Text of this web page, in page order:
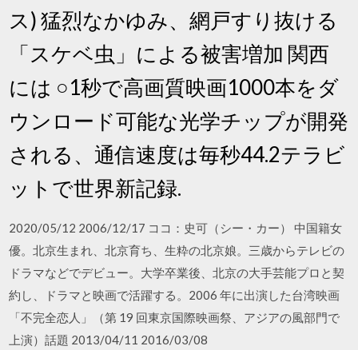
ス) 猛烈なかゆみ、網戸すり抜ける
「スケベ虫」による被害増加 関西
には ○1秒で高画質映画1000本をダ
ウンロード可能な光学チップが開発
される、通信速度は毎秒44.2テラビ
ットで世界新記録.
2020/05/12 2006/12/17 ココ：史可（シー・カー） 中国籍女
優。北京生まれ、北京育ち、生粋の北京娘。三歳からテレビの
ドラマなどでデビュー。大学卒業後、北京の大手芸能プロと契
約し、ドラマと映画で活躍する。2006 年に出演した台湾映画
「不完全恋人」（第 19 回東京国際映画祭、アジアの風部門で
上演）話題 2013/04/11 2016/03/08